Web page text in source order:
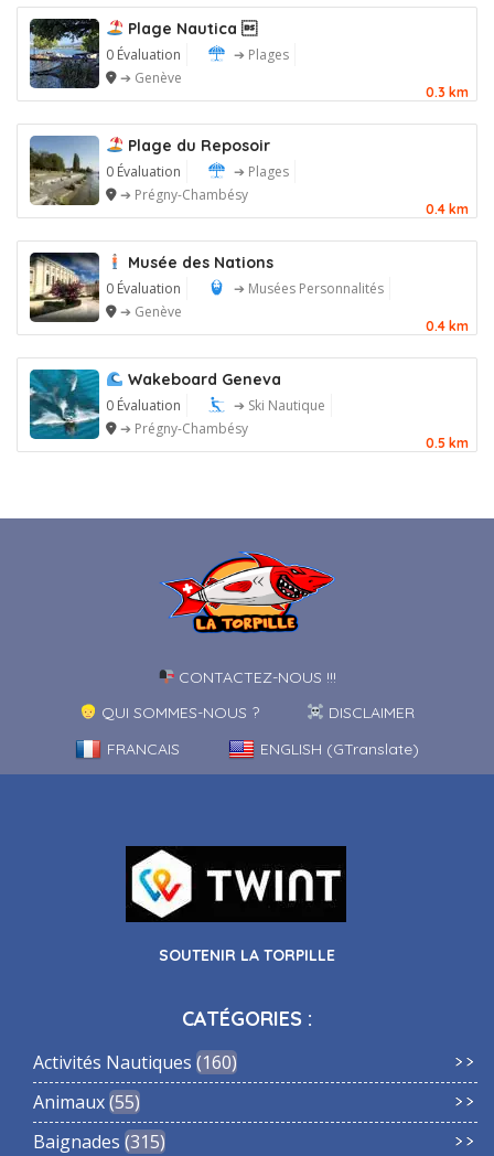
Plage Nautica 
0 Évaluation
➔ Plages
➔ Genève
0.3 km
Plage du Reposoir
0 Évaluation
➔ Plages
➔ Prégny-Chambésy
0.4 km
Musée des Nations
0 Évaluation
➔ Musées Personnalités
➔ Genève
0.4 km
Wakeboard Geneva
0 Évaluation
➔ Ski Nautique
➔ Prégny-Chambésy
0.5 km
CONTACTEZ-NOUS !!!
QUI SOMMES-NOUS ?
DISCLAIMER
FRANCAIS
ENGLISH (GTranslate)
SOUTENIR LA TORPILLE
CATÉGORIES :
Activités Nautiques 160
Animaux 55
Baignades 315